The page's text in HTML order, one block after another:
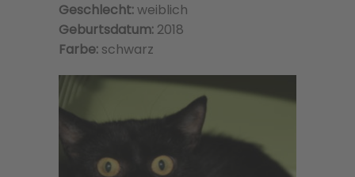
Geschlecht:weiblich
Geburtsdatum: 2018
Farbe: schwarz